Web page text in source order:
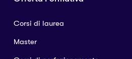
Corsi di laurea
Master